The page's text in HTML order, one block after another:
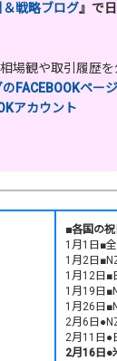
戦略ブログ』で
場観や取引履歴
FACEBOOKページ
アカウント
■各国の
1月1日■
1月2日
1月12日■
1月19日
1月26日
2月6日
2月11日●
2月16日●